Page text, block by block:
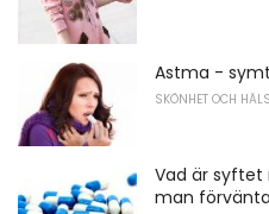
Astma -
SKÖNHET OCH
Vad är syftet
man